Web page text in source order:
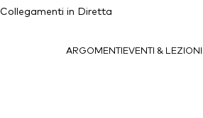
Collegamenti in Diretta
ARGOMENTI EVENTI & LEZIONI